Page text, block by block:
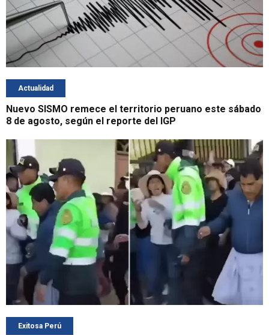
Actualidad
Nuevo SISMO remece el territorio peruano este sábado
8 de agosto, según el reporte del IGP
Exitosa Perú